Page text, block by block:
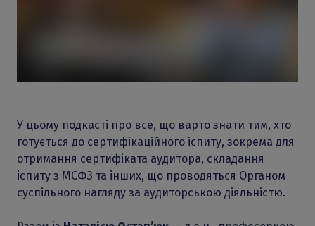
У цьому подкасті про все, що варто знати тим, хто
готується до сертифікаційного іспиту, зокрема для
отримання сертифіката аудитора, складання
іспиту з МСФЗ та інших, що проводяться Органом
суспільного нагляду за аудиторською діяльністю.